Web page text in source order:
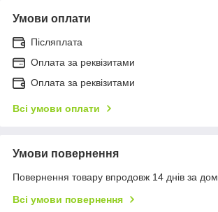
Умови оплати
Післяплата
Оплата за реквізитами
Оплата за реквізитами
Всі умови оплати
Умови повернення
Повернення товару впродовж 14 днів за
Всі умови повернення